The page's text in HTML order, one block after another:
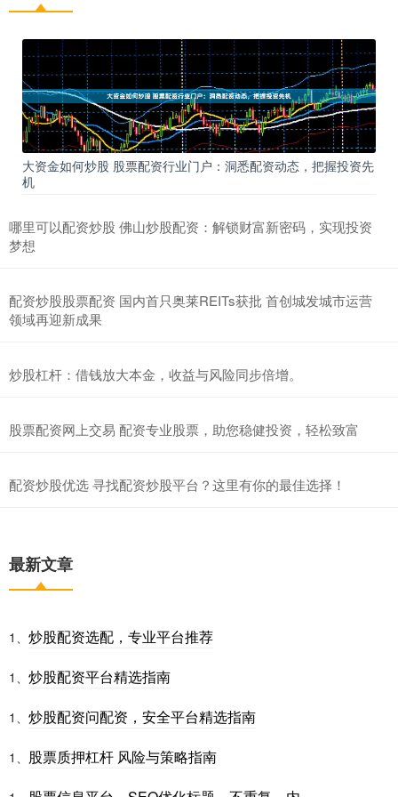
大资金如何炒股 股票配资行业门户：洞悉配资动态，把握投资先
机
哪里可以配资炒股 佛山炒股配资：解锁财富新密码，实现投资
梦想
配资炒股股票配资 国内首只奥莱REITs获批 首创城发城市运营
领域再迎新成果
炒股杠杆：借钱放大本金，收益与风险同步倍增。
股票配资网上交易 配资专业股票，助您稳健投资，轻松致富
配资炒股优选 寻找配资炒股平台？这里有你的最佳选择！
最新文章
1、 炒股配资选配，专业平台推荐
1、 炒股配资平台精选指南
1、 炒股配资问配资，安全平台精选指南
1、 股票质押杠杆 风险与策略指南